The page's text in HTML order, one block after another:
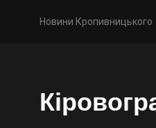
Новини Кропивницького